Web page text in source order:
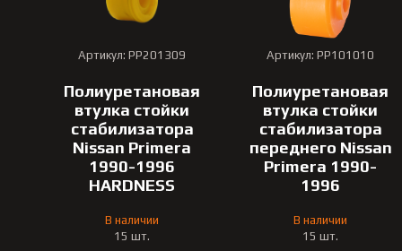
Артикул: PP201309
Полиуретановая
втулка стойки
стабилизатора
Nissan Primera
1990-1996
HARDNESS
В наличии
15 шт.
Артикул: PP101010
Полиуретановая
втулка стойки
стабилизатора
переднего Nissan
Primera 1990-
1996
В наличии
15 шт.